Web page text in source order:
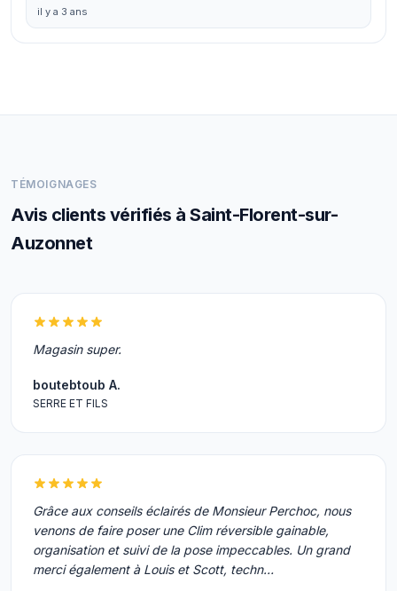
il y a 3 ans
TÉMOIGNAGES
Avis clients vérifiés à Saint-Florent-sur-
Auzonnet
Magasin super.
boutebtoub A.
SERRE ET FILS
Grâce aux conseils éclairés de Monsieur Perchoc, nous
venons de faire poser une Clim réversible gainable,
organisation et suivi de la pose impeccables. Un grand
merci également à Louis et Scott, techn…